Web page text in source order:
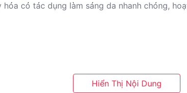
có tác dụng làm sáng da nhanh chóng,